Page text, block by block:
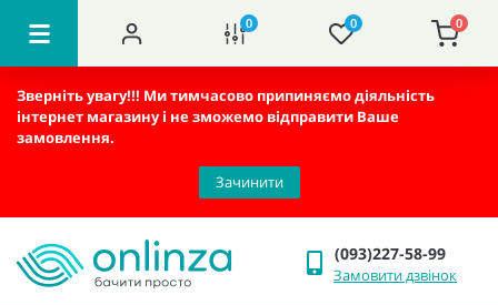
0 0 0
Зверніть увагу!!! Ми тимчасово припиняємо діяльність
інтернет магазину і не зможемо відправити Ваше
замовлення.
Зачинити
(093)227-58-99
Замовити дзвінок